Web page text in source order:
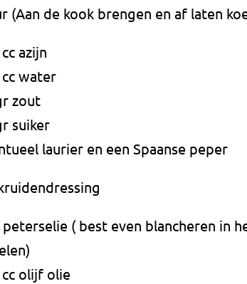
(Aan de kook brengen en af laten
azijn
cc water
zout
suiker
laurier en een Spaanse peper
peterselie ( best even blancheren in
cc olijf olie